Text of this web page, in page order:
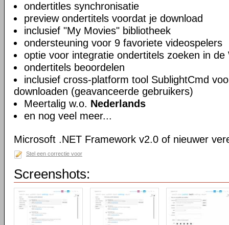
ondertitles synchronisatie
preview ondertitels voordat je download
inclusief "My Movies" bibliotheek
ondersteuning voor 9 favoriete videospelers
optie voor integratie ondertitels zoeken in de
ondertitels beoordelen
inclusief cross-platform tool SublightCmd
downloaden (geavanceerde gebruikers)
Meertalig w.o. Nederlands
en nog veel meer...
Microsoft .NET Framework v2.0 of nieuwer
Stel een correctie voor
Screenshots: